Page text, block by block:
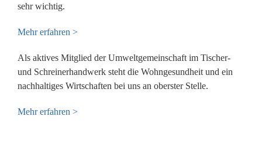
sehr wichtig.
Mehr erfahren >
Als aktives Mitglied der Umweltgemeinschaft im Tischer-
und Schreinerhandwerk steht die Wohngesundheit und ein
nachhaltiges Wirtschaften bei uns an oberster Stelle.
Mehr erfahren >